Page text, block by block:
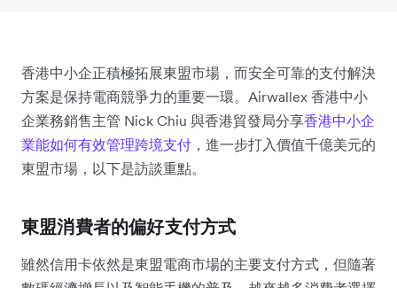
香港中小企正積極拓展東盟市場，而安全可靠的支付解決
方案是保持電商競爭力的重要一環。Airwallex 香港中小
企業務銷售主管 Nick Chiu 與香港貿發局分享香港中小企
業能如何有效管理跨境支付 ，進一步打入價值千億美元的
東盟市場，以下是訪談重點。
東盟消費者的偏好支付方式
雖然信用卡依然是東盟電商市場的主要支付方式，但隨著